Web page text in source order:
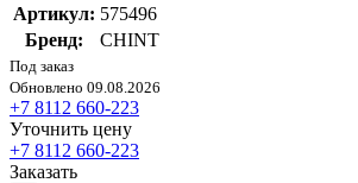
Артикул: 575496
Бренд:
CHINT
Под заказ
Обновлено 09.08.2026
+7 8112 660-223
Уточнить цену
+7 8112 660-223
Заказать